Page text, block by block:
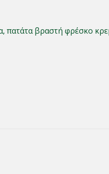
πατάτα βραστή φρέσκο